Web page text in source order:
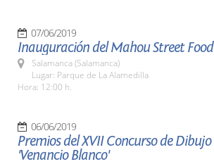
07/06/2019
Inauguración del Mahou Street Food
Salamanca (Salamanca)
Lugar: Parque de La Alamedilla
Hora: 12:00 h.
06/06/2019
Premios del XVII Concurso de Dibujo
'Venancio Blanco'